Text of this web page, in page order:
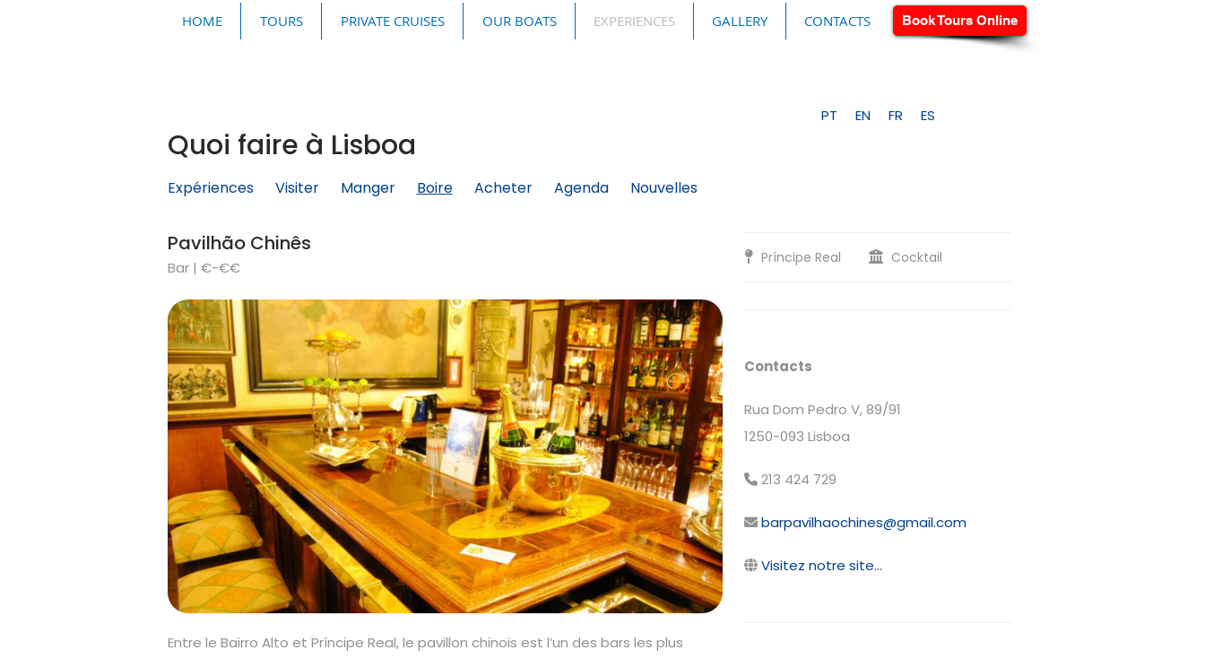
HOME TOURS PRIVATE CRUISES OUR BOATS EXPERIENCES GALLERY CONTACTS Book Tours Online
PT EN FR ES
Quoi faire à Lisboa
Expériences Visiter Manger Boire Acheter Agenda Nouvelles
Pavilhão Chinês
Bar | €-€€
Entre le Bairro Alto et Príncipe Real, le pavillon chinois est l’un des bars les plus
Príncipe Real Cocktail
Contacts
Rua Dom Pedro V, 89/91
1250-093 Lisboa
213 424 729
barpavilhaochines@gmail.com
Visitez notre site...